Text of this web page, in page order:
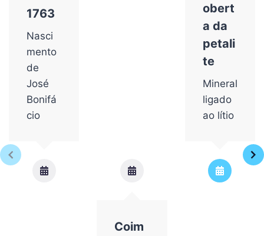
1763
Nasci
mento
de
José
Bonifá
cio
obert
a da
petali
te
Mineral
ligado
ao lítio
Coim